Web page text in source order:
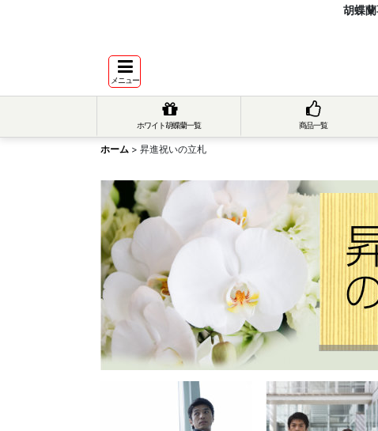
胡蝶
メニュー
ホワイト胡蝶蘭一覧 商品一覧
ホーム > 昇進祝いの立札